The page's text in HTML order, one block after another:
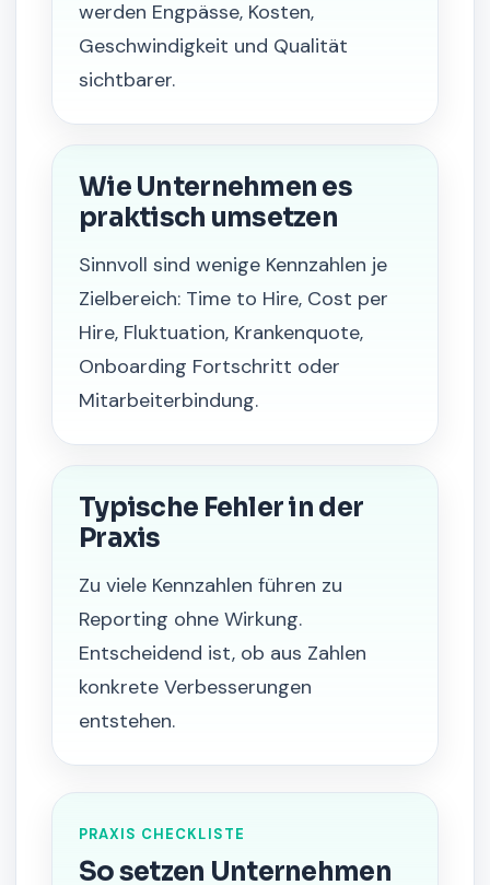
werden Engpässe, Kosten,
Geschwindigkeit und Qualität
sichtbarer.
Wie Unternehmen es
praktisch umsetzen
Sinnvoll sind wenige Kennzahlen je
Zielbereich: Time to Hire, Cost per
Hire, Fluktuation, Krankenquote,
Onboarding Fortschritt oder
Mitarbeiterbindung.
Typische Fehler in der
Praxis
Zu viele Kennzahlen führen zu
Reporting ohne Wirkung.
Entscheidend ist, ob aus Zahlen
konkrete Verbesserungen
entstehen.
PRAXIS CHECKLISTE
So setzen Unternehmen